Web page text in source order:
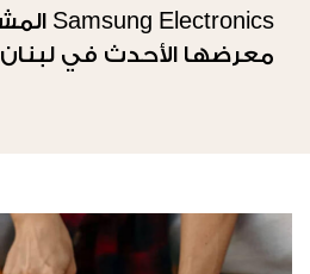
معرضها الأحدث في لبنان